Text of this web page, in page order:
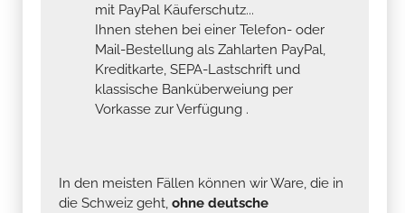
mit PayPal Käuferschutz...
Ihnen stehen bei einer Telefon- oder
Mail-Bestellung als Zahlarten PayPal,
Kreditkarte, SEPA-Lastschrift und
klassische Banküberweiung per
Vorkasse zur Verfügung .
In den meisten Fällen können wir Ware, die in
die Schweiz geht, ohne deutsche